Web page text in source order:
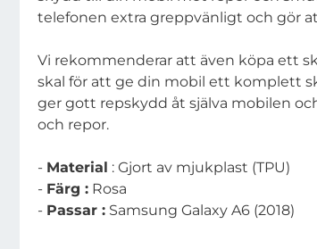
telefonen extra greppvänligt och gör
Vi rekommenderar att även köpa ett
skal för att ge din mobil ett komplett
ger gott repskydd åt själva mobilen
och repor.
- Material : Gjort av mjukplast (TPU)
- Färg : Rosa
- Passar : Samsung Galaxy A6 (2018)